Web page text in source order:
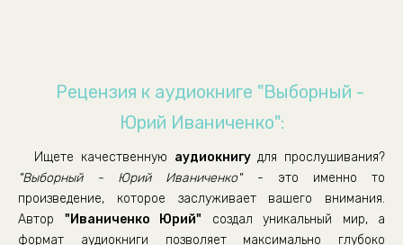
Глава девятнадцатая.
Глава двадцатая.
Глава двадцать первая.
Глава двадцать вторая.
Рецензия к аудиокниге "Выборный -
Юрий Иваниченко":
Ищете качественную аудиокнигудля прослушивания?
"Выборный - Юрий Иваниченко"- это именно то
произведение, которое заслуживает вашего внимания.
Автор "Иваниченко Юрий" создал уникальный мир, а
формат аудиокниги позволяет максимально глубоко